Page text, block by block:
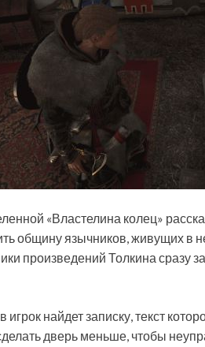
«Властелина колец»
общину язычников, живущих в
произведений Толкина сразу
найдет записку, текст
дверь меньше, чтобы